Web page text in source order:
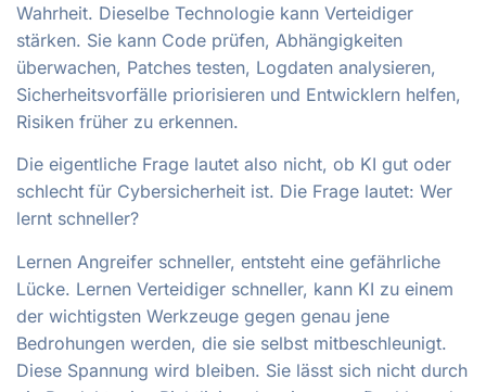
Wahrheit. Dieselbe Technologie kann Verteidiger
stärken. Sie kann Code prüfen, Abhängigkeiten
überwachen, Patches testen, Logdaten analysieren,
Sicherheitsvorfälle priorisieren und Entwicklern helfen,
Risiken früher zu erkennen.
Die eigentliche Frage lautet also nicht, ob KI gut oder
schlecht für Cybersicherheit ist. Die Frage lautet: Wer
lernt schneller?
Lernen Angreifer schneller, entsteht eine gefährliche
Lücke. Lernen Verteidiger schneller, kann KI zu einem
der wichtigsten Werkzeuge gegen genau jene
Bedrohungen werden, die sie selbst mitbeschleunigt.
Diese Spannung wird bleiben. Sie lässt sich nicht durch